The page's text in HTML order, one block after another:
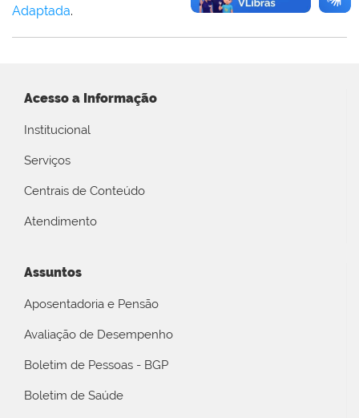
Adaptada.
Acesso a Informação
Institucional
Serviços
Centrais de Conteúdo
Atendimento
Assuntos
Aposentadoria e Pensão
Avaliação de Desempenho
Boletim de Pessoas - BGP
Boletim de Saúde